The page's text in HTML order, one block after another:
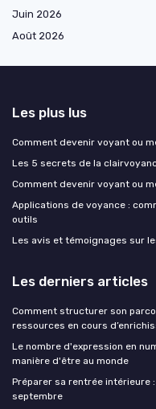
Juin 2026
Août 2026
Les plus lus
Comment devenir voyant ou
Les 5 secrets de la
Comment devenir voyant ou
Applications de voyance :
outils
Les avis et témoignages sur
Les derniers articles
Comment structurer son
ressources en cours
Le nombre d'expression en
manière d'être au monde
Préparer sa rentrée
septembre